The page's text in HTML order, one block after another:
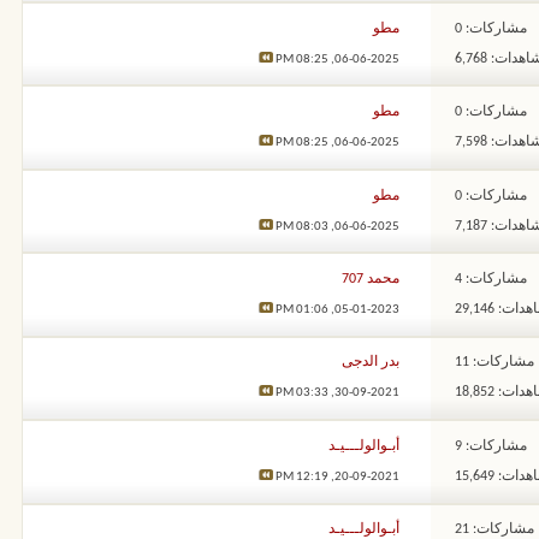
مشاركات: 0
6,768
مطو
06-06-2025,
08:25 PM
مشاركات: 0
7,598
مطو
06-06-2025,
08:25 PM
مشاركات: 0
7,187
مطو
06-06-2025,
08:03 PM
مشاركات: 4
29,146
محمد 707
05-01-2023,
01:06 PM
مشاركات: 11
18,852
بدر الدجى
30-09-2021,
03:33 PM
مشاركات: 9
15,649
أبـوالولـــيـد
20-09-2021,
12:19 PM
مشاركات: 21 أبـوالولـــيـد